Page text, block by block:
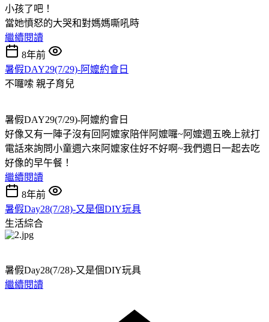
小孩了吧！
當她憤怒的大哭和對媽媽嘶吼時
繼續閱讀
8年前
暑假DAY29(7/29)-阿嬤約會日
不囉嗦 親子育兒
暑假DAY29(7/29)-阿嬤約會日
好像又有一陣子沒有回阿嬤家陪伴阿嬤囉~阿嬤週五晚上就打
電話來詢問小童週六來阿嬤家住好不好啊~我們週日一起去吃
好像的早午餐！
繼續閱讀
8年前
暑假Day28(7/28)-又是個DIY玩具
生活綜合
暑假Day28(7/28)-又是個DIY玩具
繼續閱讀